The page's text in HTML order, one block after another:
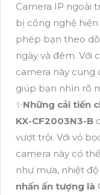
Camera IP ngoài
bị công nghệ hiện
phép bạn theo
ngày và đêm. Với
camera này cung
giúp bạn nhìn rõ
✨Những cải tiến
KX-CF2003N3-B
vượt trội. Với vỏ
camera này có
như mưa, nhiệt
nhấn ấn tượng là